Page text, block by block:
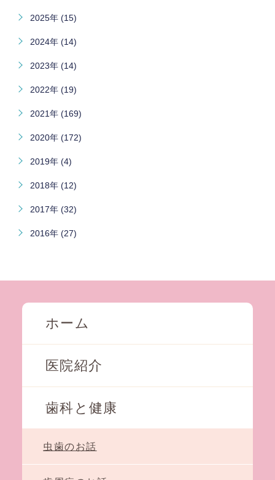
2025年 (15)
2024年 (14)
2023年 (14)
2022年 (19)
2021年 (169)
2020年 (172)
2019年 (4)
2018年 (12)
2017年 (32)
2016年 (27)
ホーム
医院紹介
歯科と健康
虫歯のお話